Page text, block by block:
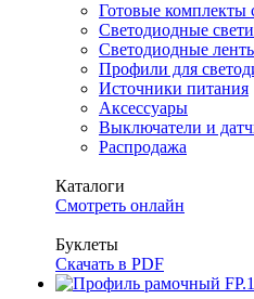
Готовые комплекты
Светодиодные
Светодиодные
Профили для
Источники питания
Аксессуары
Выключатели и
Распродажа
Каталоги
Смотреть онлайн
Буклеты
Скачать в PDF